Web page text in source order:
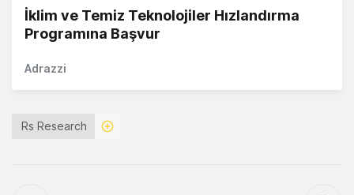
İklim ve Temiz Teknolojiler Hızlandırma
Programına Başvur
Adrazzi
Rs Research